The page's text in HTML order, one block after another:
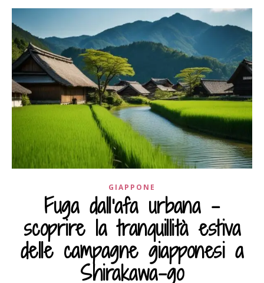
GIAPPONE
Fuga dall'afa urbana –
scoprire la tranquillità estiva
delle campagne giapponesi a
Shirakawa-go